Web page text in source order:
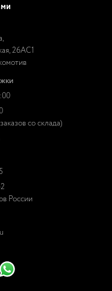
26АС1
со склада)
России